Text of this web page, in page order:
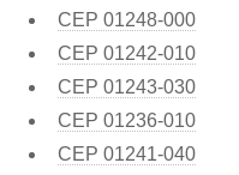
CEP 01248-000
CEP 01242-010
CEP 01243-030
CEP 01236-010
CEP 01241-040